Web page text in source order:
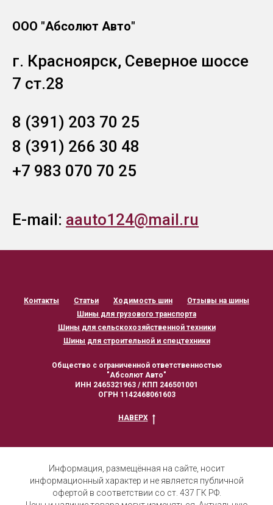
ООО "Абсолют Авто"
г. Красноярск, Северное шоссе
7 ст.28
8 (391) 203 70 25
8 (391) 266 30 48
+7 983 070 70 25
E-mail: aauto124@mail.ru
Контакты Статьи Ходимость шин
Отзывы на шины
Шины для грузового транспорта
Шины для сельскохозяйственной техники
Шины для строительной и спецтехники
Общество с ограниченной ответственностью
"Абсолют Авто"
ИНН 2465321963 / КПП 246501001
ОГРН 1142468061603
НАВЕРХ
Информация, размещённая на сайте, носит
информационный характер и не является публичной
офертой в соответствии со ст. 437 ГК РФ.